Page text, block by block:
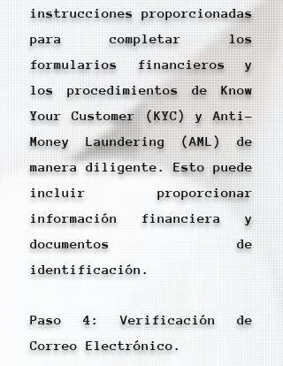
instrucciones proporcionadas
para completar los
formularios financieros y
los procedimientos de Know
Your Customer (KYC) y Anti-
Money Laundering (AML) de
manera diligente. Esto puede
incluir proporcionar
información financiera y
documentos de
identificación.
Paso 4: Verificación de
Correo Electrónico.